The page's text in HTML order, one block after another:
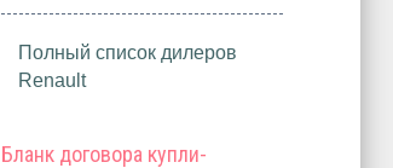
Полный список дилеров
Renault
Бланк договора купли-